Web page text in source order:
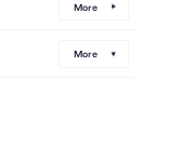
More
More